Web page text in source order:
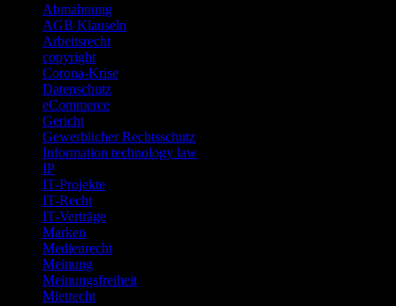
Abmahnung
AGB Klauseln
Arbeitsrecht
copyright
Corona-Krise
Datenschutz
eCommerce
Gericht
Gewerblicher Rechtsschutz
Information technology law
IP
IT-Projekte
IT-Recht
IT-Verträge
Marken
Medienrecht
Meinung
Meinungsfreiheit
Mietrecht